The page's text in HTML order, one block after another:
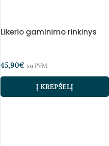
Likerio gaminimo rinkinys
45,90€ su PVM
Į KREPŠELĮ